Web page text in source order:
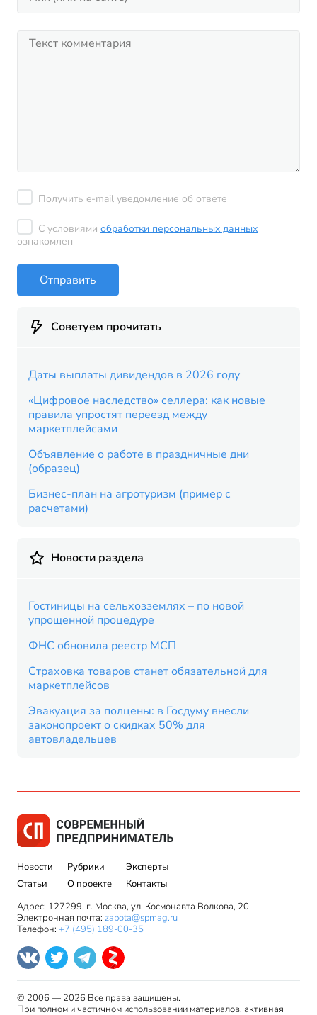
Получить e-mail уведомление об ответе
С условиями обработки персональных данных
ознакомлен
Отправить
Советуем прочитать
Даты выплаты дивидендов в 2026 году
«Цифровое наследство» селлера: как новые
правила упростят переезд между
маркетплейсами
Объявление о работе в праздничные дни
(образец)
Бизнес-план на агротуризм (пример с
расчетами)
Новости раздела
Гостиницы на сельхозземлях – по новой
упрощенной процедуре
ФНС обновила реестр МСП
Страховка товаров станет обязательной для
маркетплейсов
Эвакуация за полцены: в Госдуму внесли
законопроект о скидках 50% для
автовладельцев
Новости
Статьи
Рубрики
О проекте
Эксперты
Контакты
Адрес: 127299, г. Москва, ул. Космонавта Волкова, 20
Электронная почта: zabota@spmag.ru
Телефон: +7 (495) 189-00-35
© 2006 — 2026 Все права защищены.
При полном и частичном использовании материалов, активная